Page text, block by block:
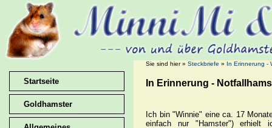
Startseite
Goldhamster
Sie sind hier » Steckbriefe » In Erinnerung -
In Erinnerung -
Ich bin "Winnie" eine ca. 17
einfach nur "Hamster") erhielt